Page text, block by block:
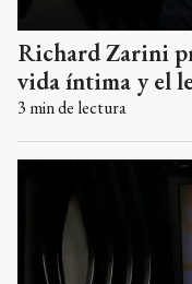
Richard Zarini
vida íntima y el
3 min de lectura